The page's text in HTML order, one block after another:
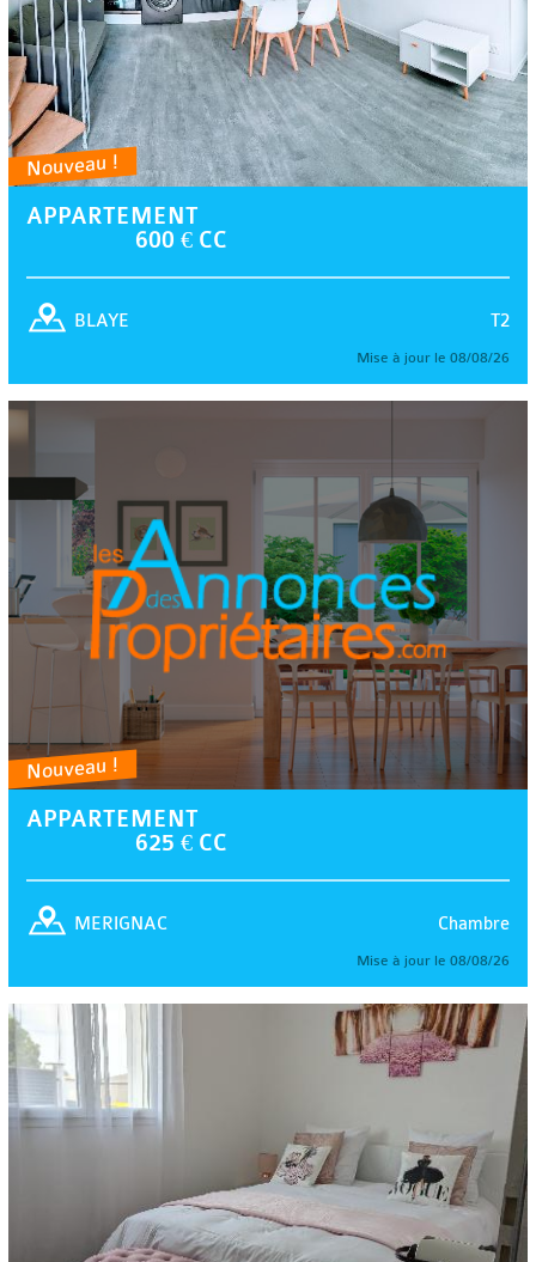
Nouveau !
APPARTEMENT
600 € CC
T2
BLAYE
Mise à jour le 08/08/26
Nouveau !
APPARTEMENT
625 € CC
Chambre
MERIGNAC
Mise à jour le 08/08/26